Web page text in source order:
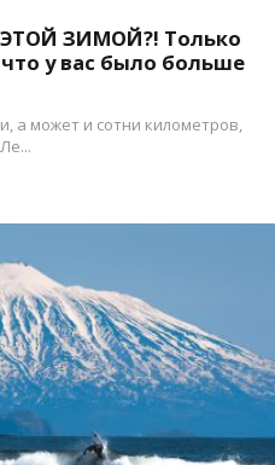
ЗИМОЙ?! Только
у вас было больше
а может и сотни километров,